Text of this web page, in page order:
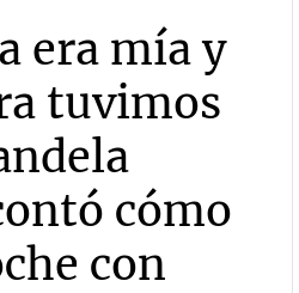
era mía y
tuvimos
cómo
con